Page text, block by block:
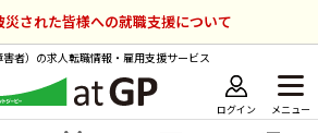
災された皆様への就職支援について
害者）の求人転職情報・雇用支援サービス
ログイン メニュー